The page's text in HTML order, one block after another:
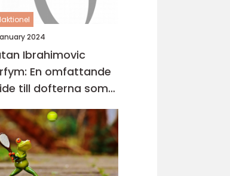
2024
Ibrahimovic
En omfattande
till dofterna som
hans namn